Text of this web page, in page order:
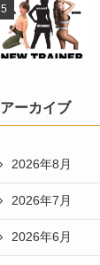
アーカイブ
2026年8月
2026年7月
2026年6月